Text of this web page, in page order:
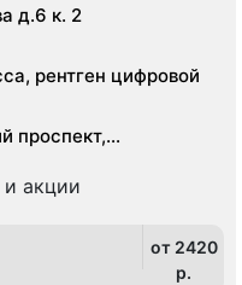
д.6 к. 2
рентген цифровой
проспект,
и акции
от 2420
p.